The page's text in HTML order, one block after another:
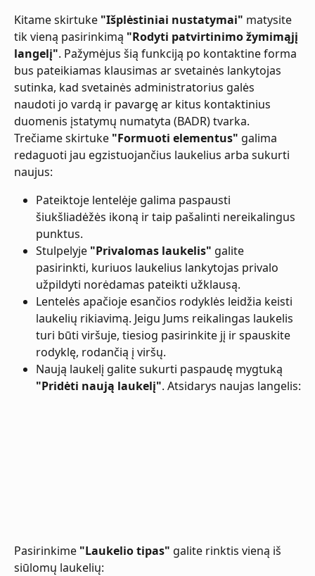
Kitame skirtuke "Išplėstiniai nustatymai" matysite
tik vieną pasirinkimą "Rodyti patvirtinimo žymimąjį
langelį". Pažymėjus šią funkciją po kontaktine forma
bus pateikiamas klausimas ar svetainės lankytojas
sutinka, kad svetainės administratorius galės
naudoti jo vardą ir pavargę ar kitus kontaktinius
duomenis įstatymų numatyta (BADR) tvarka.
Trečiame skirtuke "Formuoti elementus" galima
redaguoti jau egzistuojančius laukelius arba sukurti
naujus:
Pateiktoje lentelėje galima paspausti
šiukšliadėžės ikoną ir taip pašalinti nereikalingus
punktus.
Stulpelyje "Privalomas laukelis" galite
pasirinkti, kuriuos laukelius lankytojas privalo
užpildyti norėdamas pateikti užklausą.
Lentelės apačioje esančios rodyklės leidžia keisti
laukelių rikiavimą. Jeigu Jums reikalingas laukelis
turi būti viršuje, tiesiog pasirinkite jį ir spauskite
rodyklę, rodančią į viršų.
Naują laukelį galite sukurti paspaudę mygtuką
"Pridėti naują laukelį". Atsidarys naujas langelis:
Pasirinkime "Laukelio tipas" galite rinktis vieną iš
siūlomų laukelių: